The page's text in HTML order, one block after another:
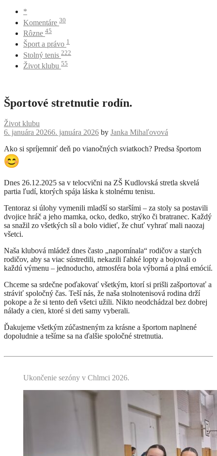
*
Komentáre 30
Rôzne 45
Šport a právo 1
Stolný tenis 222
Život klubu 55
Športové stretnutie rodín.
Život klubu
6. januára 20266. januára 2026 by Janka Mihaľovová
Ako si spríjemniť deň po vianočných sviatkoch? Predsa športom
Dnes 26.12.2025 sa v telocvični na ZŠ Kudlovská stretla skvelá
partia ľudí, ktorých spája láska k stolnému tenisu.
Tentoraz si úlohy vymenili mladší so staršími – za stoly sa postavili
dvojice hráč a jeho mamka, ocko, dedko, strýko či bratranec. Každý
sa snažil zo všetkých síl a bolo vidieť, že chuť vyhrať mali naozaj
všetci.
Naša klubová mládež dnes často „napomínala“ rodičov a starých
rodičov, aby sa viac sústredili, nekazili ľahké lopty a bojovali o
každú výmenu – jednoducho, atmosféra bola výborná a plná emócií.
Chceme sa srdečne poďakovať všetkým, ktorí si prišli zašportovať a
stráviť spoločný čas. Teší nás, že naša stolnotenisová rodina drží
pokope a že si tento deň všetci užili. Nikto neodchádzal bez dobrej
nálady a cien, ktoré si deti samy vyberali.
Ďakujeme všetkým zúčastneným za krásne a športom naplnené
dopoludnie a tešíme sa na ďalšie spoločné stretnutia.
Ukončenie sezóny v Chlmci 2026.